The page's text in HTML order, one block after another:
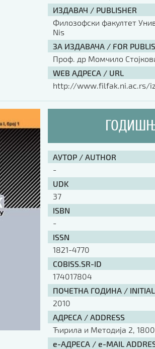
ИЗДАВАЧ / PUBLISHER
Филозофски факултет
Nis
ЗА ИЗДАВАЧА / FOR
Проф. др Момчило
WEB АДРЕСА / URL
http://www.filfak.ni.ac.rs/
АУТОР / AUTHOR
-
UDK
37
ISBN
-
ISSN
1821-4770
COBISS.SR-ID
174017804
ПОЧЕТНА ГОДИНА / INITIAL
2010
АДРЕСА / ADDRESS
Ћирила и Методија 2,
е-АДРЕСА / e-MAIL